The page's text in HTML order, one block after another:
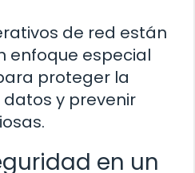
de red están
enfoque especial
proteger la
y prevenir
en un